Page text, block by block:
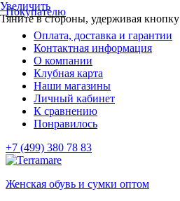
Покупателю
Оплата, доставка и гарантии
Контактная информация
О компании
Клубная карта
Наши магазины
Личный кабинет
К сравнению
Понравилось
+7 (499) 380 78 83
Женская обувь и сумки оптом
Увеличить
Тяните в стороны, удерживая кнопку